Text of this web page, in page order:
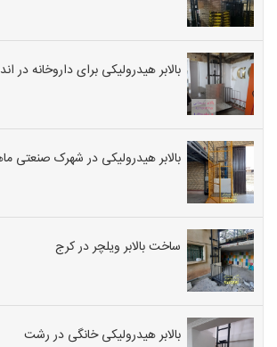
بالابر هیدرولیکی برای داروخانه در
بالابر هیدرولیکی در شهرک صنعتی
ساخت بالابر ویلچر در کرج
بالابر هیدرولیکی خانگی در رشت